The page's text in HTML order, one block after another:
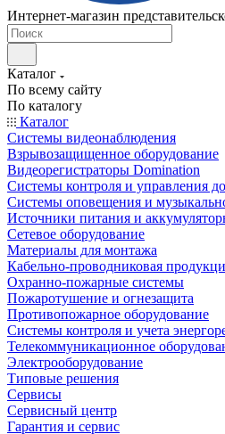
Интернет-магазин
Каталог
По всему сайту
По каталогу
Каталог
Системы видеонаблюдения
Взрывозащищенное оборудование
Видеорегистраторы Domination
Системы контроля и управления
Системы оповещения и
Источники питания и
Сетевое оборудование
Материалы для монтажа
Кабельно-проводниковая
Охранно-пожарные системы
Пожаротушение и огнезащита
Противопожарное оборудование
Системы контроля и учета
Телекоммуникационное
Электрооборудование
Типовые решения
Сервисы
Сервисный центр
Гарантия и сервис